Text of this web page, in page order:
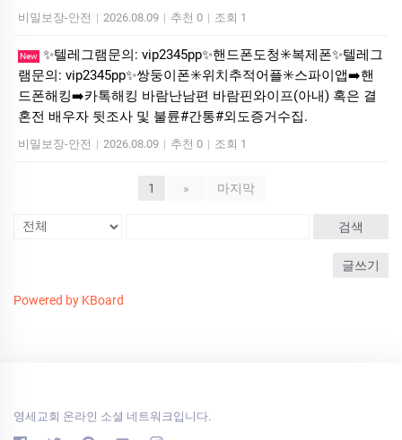
비밀보장-안전 | 2026.08.09 | 추천 0 | 조회 1
New ✨텔레그램문의: vip2345pp✨핸드폰도청✳️복제폰✨텔레그
램문의: vip2345pp✨쌍둥이폰✳️위치추적어플✳️스파이앱➡️핸
드폰해킹➡️카톡해킹 바람난남편 바람핀와이프(아내) 혹은 결
혼전 배우자 뒷조사 및 불륜#간통#외도증거수집.
비밀보장-안전 | 2026.08.09 | 추천 0 | 조회 1
1 » 마지막
검색
글쓰기
Powered by KBoard
영세교회 온라인 소셜 네트워크입니다.